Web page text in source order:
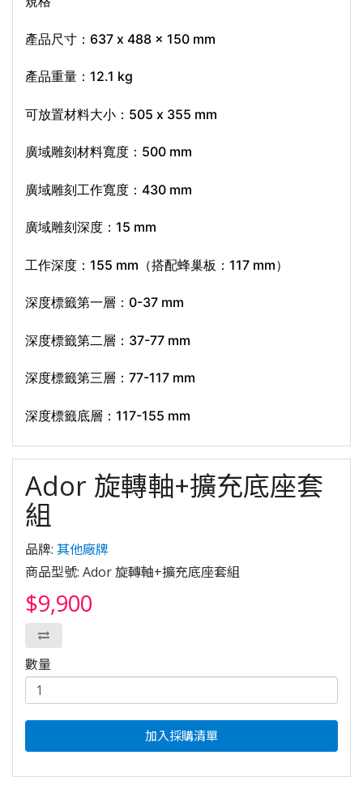
產品尺寸：637 x 488 x 150 mm
產品重量：12.1 kg
可放置材料大小：505 x 355 mm
廣域雕刻材料寬度：500 mm
廣域雕刻工作寬度：430 mm
廣域雕刻深度：15 mm
工作深度：155 mm（搭配蜂巢板：117 mm）
深度標籤第一層：0-37 mm
深度標籤第二層：37-77 mm
深度標籤第三層：77-117 mm
深度標籤底層：117-155 mm
Ador 旋轉軸+擴充底座套
組
品牌: 其他廠牌
商品型號: Ador 旋轉軸+擴充底座套組
$9,900
數量
加入採購清單